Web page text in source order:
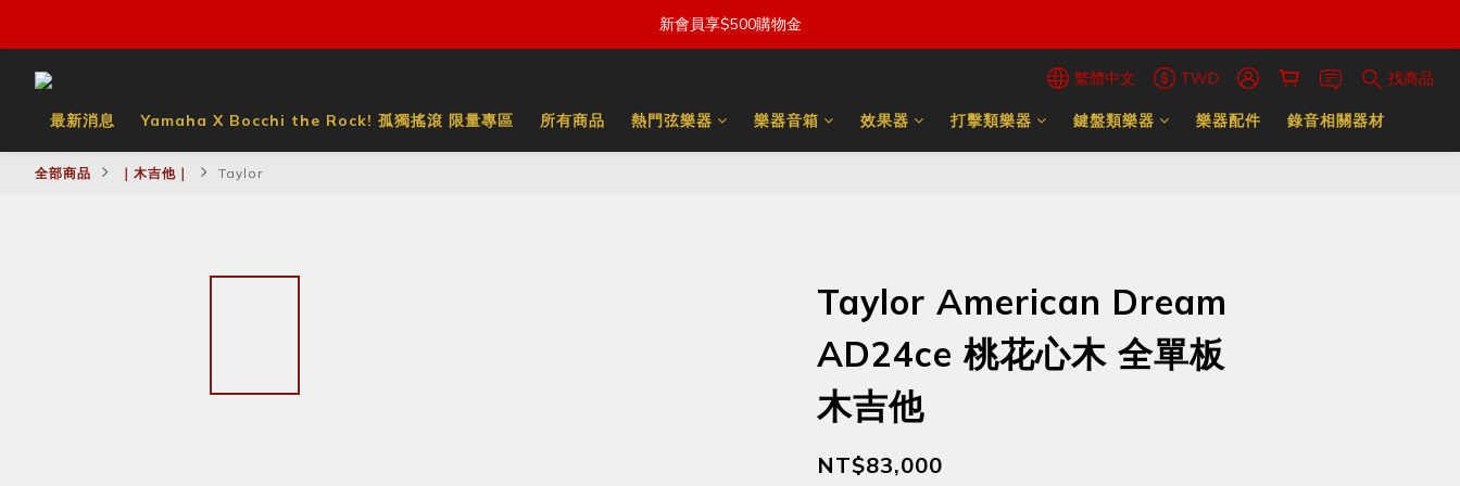
新會員享$500購物金
繁體中文 TWD 找商品
最新消息 Yamaha X Bocchi the Rock! 孤獨搖滾 限量專區 所有商品 熱門弦樂器 樂器音箱 效果器 打擊類樂器 鍵盤類樂器 樂器配件 錄音相關器材
全部商品 ｜木吉他｜ Taylor
Taylor American Dream
AD24ce 桃花心木 全單板
木吉他
NT$83,000